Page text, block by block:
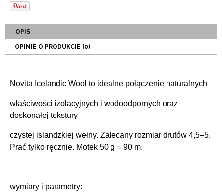
OPIS
OPINIE O PRODUKCIE (0)
Novita Icelandic Wool to idealne połączenie naturalnych
właściwości izolacyjnych i wodoodpornych oraz
doskonałej tekstury
czystej islandzkiej wełny. Zalecany rozmiar drutów 4,5–5.
Prać tylko ręcznie. Motek 50 g = 90 m.
wymiary i parametry: